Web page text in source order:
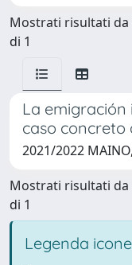
Mostrati risultati da
di 1
La emigración
caso concreto
2021/2022
Mostrati risultati da
di 1
Legenda icone